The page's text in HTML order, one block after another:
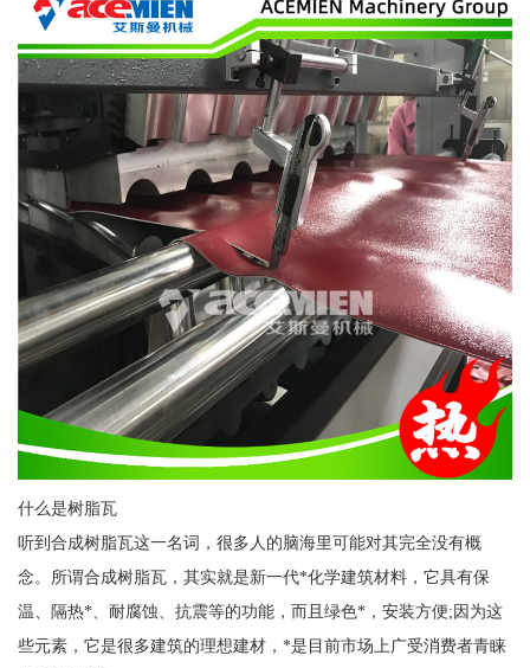
什么是树脂瓦
听到合成树脂瓦这一名词，很多人的脑海里可能对其完全没有概
念。所谓合成树脂瓦，其实就是新一代*化学建筑材料，它具有保
温、隔热*、耐腐蚀、抗震等的功能，而且绿色*，安装方便;因为这
些元素，它是很多建筑的理想建材，*是目前市场上广受消费者青睐